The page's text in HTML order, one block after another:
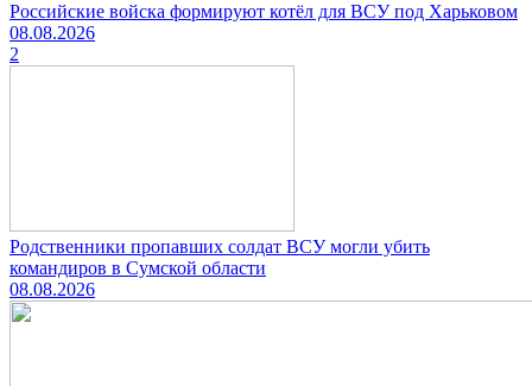
Российские войска формируют котёл для ВСУ под Харьковом
08.08.2026
2
Родственники пропавших солдат ВСУ могли убить
командиров в Сумской области
08.08.2026